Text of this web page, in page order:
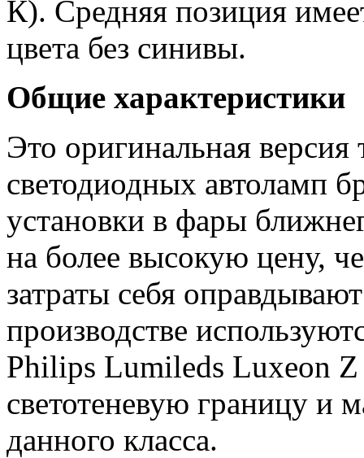
К). Средняя позиция
цвета без синивы.
Общие характеристики
Это оригинальная версия
светодиодных автоламп
установки в фары
на более высокую цену,
затраты себя
производстве
Philips Lumileds Luxeon
светотеневую границу и
данного класса.